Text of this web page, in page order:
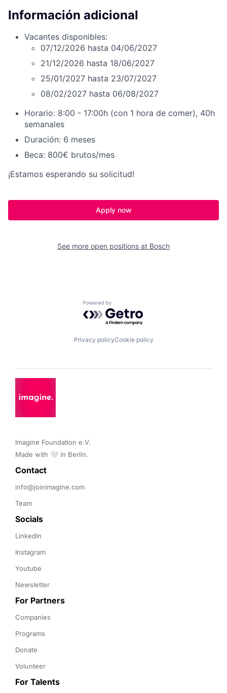
Información adicional
Vacantes disponibles:
07/12/2026 hasta 04/06/2027
21/12/2026 hasta 18/06/2027
25/01/2027 hasta 23/07/2027
08/02/2027 hasta 06/08/2027
Horario: 8:00 - 17:00h (con 1 hora de comer), 40h
semanales
Duración: 6 meses
Beca: 800€ brutos/mes
¡Estamos esperando su solicitud!
Apply now
See more open positions at Bosch
Powered by Getro.com
Privacy policyCookie policy
Imagine Foundation e.V.
Made with 🤍 in Berlin.
Contact
info@joinimagine.com
Team
Socials
LinkedIn
Instagram
Youtube
Newsletter
For Partners
Companies
Programs
Donate
Volunteer
For Talents